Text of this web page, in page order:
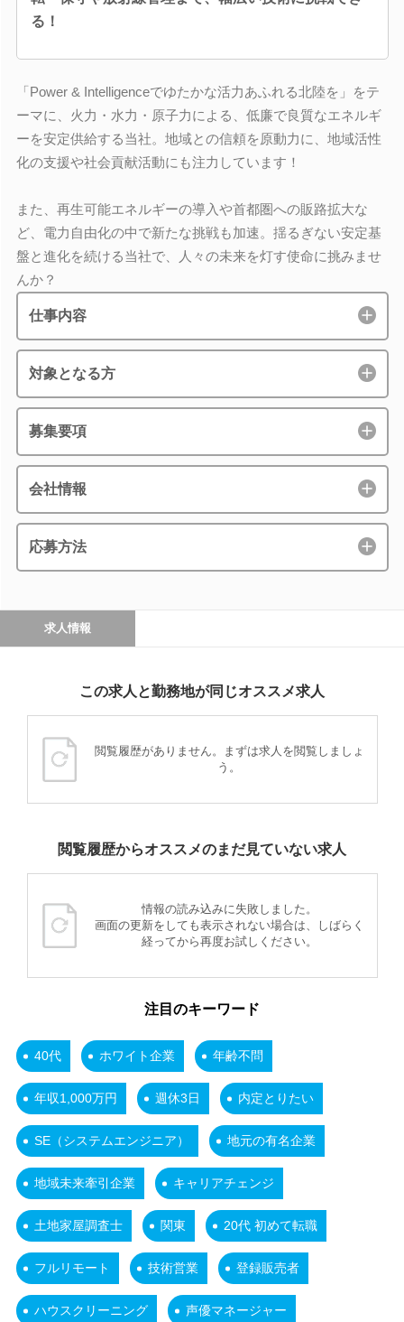
る！
「Power & Intelligenceでゆたかな活力あふれる北陸を」をテ
ーマに、火力・水力・原子力による、低廉で良質なエネルギ
ーを安定供給する当社。地域との信頼を原動力に、地域活性
化の支援や社会貢献活動にも注力しています！
また、再生可能エネルギーの導入や首都圏への販路拡大な
ど、電力自由化の中で新たな挑戦も加速。揺るぎない安定基
盤と進化を続ける当社で、人々の未来を灯す使命に挑みませ
んか？
仕事内容
対象となる方
募集要項
会社情報
応募方法
求人情報
この求人と勤務地が同じオススメ求人
閲覧履歴がありません。まずは求人を閲覧しましょ
う。
閲覧履歴からオススメのまだ見ていない求人
情報の読み込みに失敗しました。
画面の更新をしても表示されない場合は、しばらく
経ってから再度お試しください。
注目のキーワード
40代 ホワイト企業 年齢不問
年収1,000万円 週休3日 内定とりたい
SE（システムエンジニア） 地元の有名企業
地域未来牽引企業 キャリアチェンジ
土地家屋調査士 関東 20代 初めて転職
フルリモート 技術営業 登録販売者
ハウスクリーニング 声優マネージャー